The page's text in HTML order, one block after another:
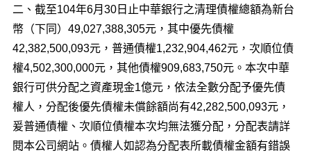
二、截至104年6月30日止中華銀行之清理債權總額為新台
幣（下同）49,027,388,305元，其中優先債權
42,382,500,093元，普通債權1,232,904,462元，次順位債
權4,502,300,000元，其他債權909,683,750元。本次中華
銀行可供分配之資產現金1億元，依法全數分配予優先債
權人，分配後優先債權未償餘額尚有42,282,500,093元，
爰普通債權、次順位債權本次均無法獲分配，分配表請詳
閱本公司網站。債權人如認為分配表所載債權金額有錯誤